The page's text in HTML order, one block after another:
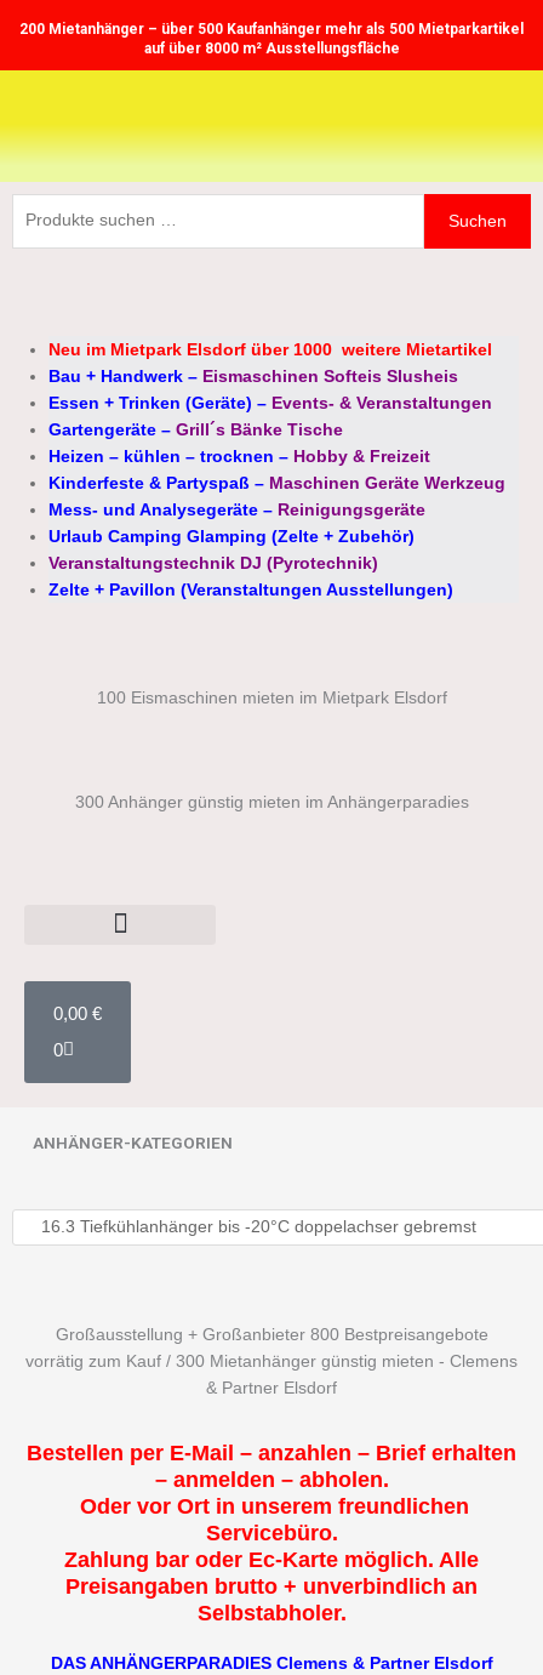
Inhalt200 Mietanhänger – über 500 Kaufanhänger mehr als 500 Mietparkartikel
auf über 8000 m² Ausstellungsfläche
Suchen
Neu im Mietpark Elsdorf über 1000 weitere Mietartikel
Bau + Handwerk – Eismaschinen Softeis Slusheis
Essen + Trinken (Geräte) – Events- & Veranstaltungen
Gartengeräte – Grill´s Bänke Tische
Heizen – kühlen – trocknen – Hobby & Freizeit
Kinderfeste & Partyspaß – Maschinen Geräte Werkzeug
Mess- und Analysegeräte – Reinigungsgeräte
Urlaub Camping Glamping (Zelte + Zubehör)
Veranstaltungstechnik DJ (Pyrotechnik)
Zelte + Pavillon (Veranstaltungen Ausstellungen)
100 Eismaschinen mieten im Mietpark Elsdorf
300 Anhänger günstig mieten im Anhängerparadies
0,00 €
0
ANHÄNGER-KATEGORIEN
Großausstellung + Großanbieter 800 Bestpreisangebote
vorrätig zum Kauf / 300 Mietanhänger günstig mieten - Clemens
& Partner Elsdorf
Bestellen per E-Mail – anzahlen – Brief erhalten
– anmelden – abholen.
Oder vor Ort in unserem freundlichen
Servicebüro.
Zahlung bar oder Ec-Karte möglich. Alle
Preisangaben brutto + unverbindlich an
Selbstabholer.
DAS ANHÄNGERPARADIES Clemens & Partner Elsdorf